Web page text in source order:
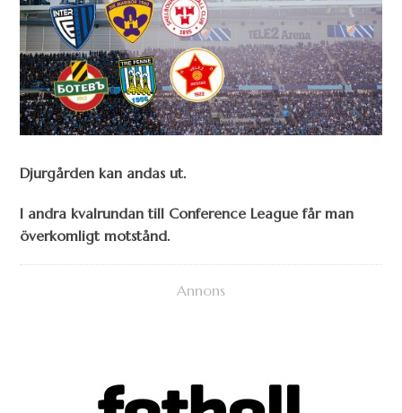
Djurgården kan andas ut.
I andra kvalrundan till Conference League får man
överkomligt motstånd.
Annons